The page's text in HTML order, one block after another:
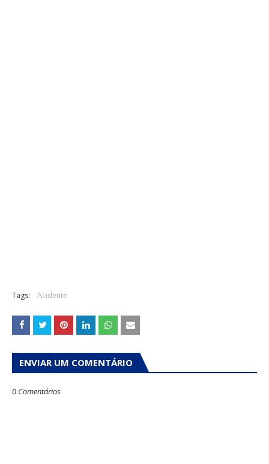
Tags: Acidente
ENVIAR UM COMENTÁRIO
0 Comentários